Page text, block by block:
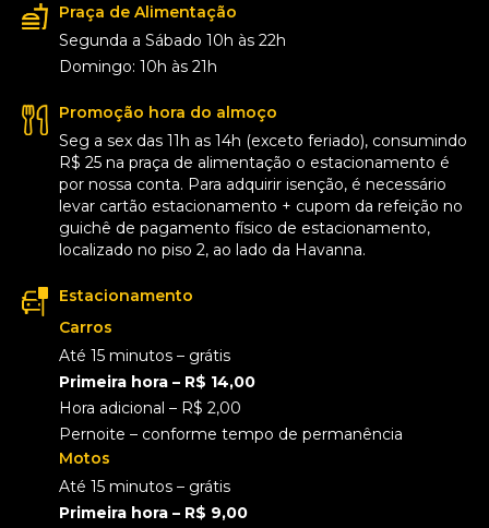
Praça de Alimentação
Segunda a Sábado 10h às 22h
Domingo: 10h às 21h
Promoção hora do almoço
Seg a sex das 11h as 14h (exceto feriado), consumindo
R$ 25 na praça de alimentação o estacionamento é
por nossa conta. Para adquirir isenção, é necessário
levar cartão estacionamento + cupom da refeição no
guichê de pagamento físico de estacionamento,
localizado no piso 2, ao lado da Havanna.
Estacionamento
Carros
Até 15 minutos – grátis
Primeira hora – R$ 14,00
Hora adicional – R$ 2,00
Pernoite – conforme tempo de permanência
Motos
Até 15 minutos – grátis
Primeira hora – R$ 9,00